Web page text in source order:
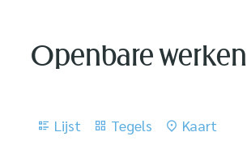
Openbare werken
Lijst
Tegels Kaart